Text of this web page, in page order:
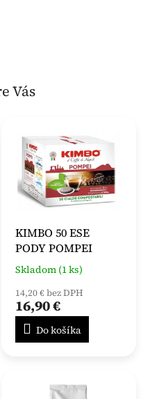
Vás
KIMBO 50 ESE
PODY POMPEI
Skladom (1 ks)
14,20 € bez DPH
16,90 €
Do košíka